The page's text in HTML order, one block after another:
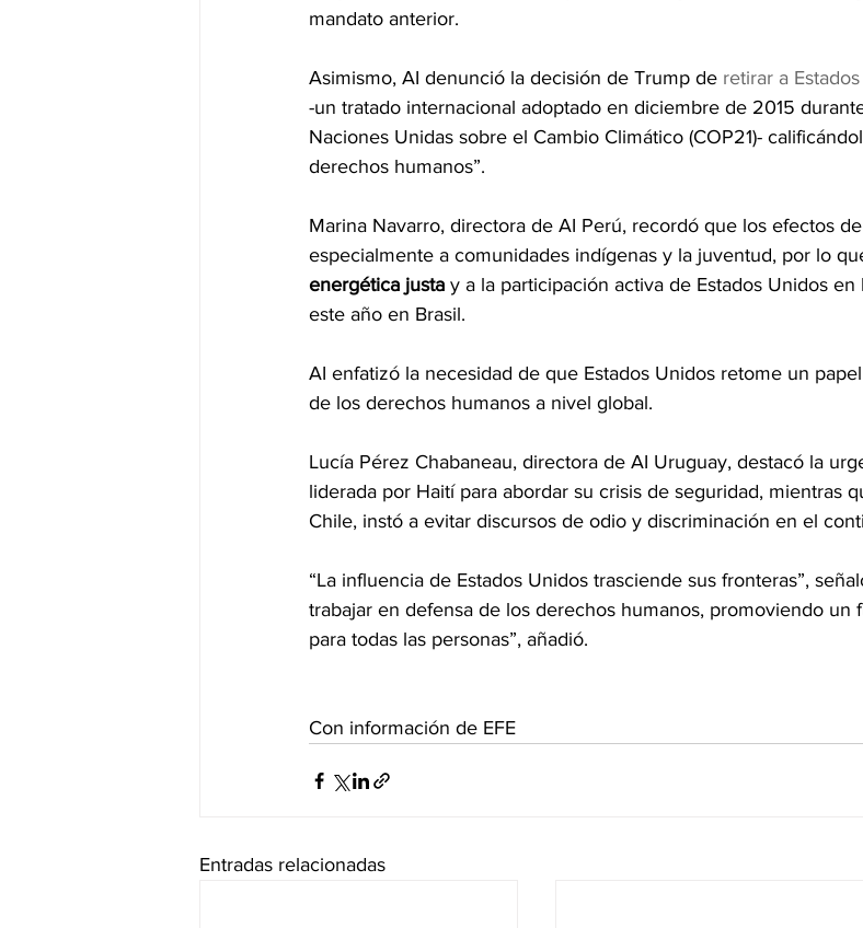
mandato anterior.
Asimismo, AI denunció la decisión de Trump de retirar a
-un tratado internacional adoptado en diciembre de 2015
Naciones Unidas sobre el Cambio Climático (COP21)-
derechos humanos”.
Marina Navarro, directora de AI Perú, recordó que los efectos
especialmente a comunidades indígenas y la juventud, por lo
energética justa y a la participación activa de Estados Unidos
este año en Brasil.
AI enfatizó la necesidad de que Estados Unidos retome un
de los derechos humanos a nivel global.
Lucía Pérez Chabaneau, directora de AI Uruguay, destacó la
liderada por Haití para abordar su crisis de seguridad, mientras
Chile, instó a evitar discursos de odio y discriminación en el
“La influencia de Estados Unidos trasciende sus fronteras”,
trabajar en defensa de los derechos humanos, promoviendo un
para todas las personas”, añadió.
Con información de EFE
Entradas relacionadas